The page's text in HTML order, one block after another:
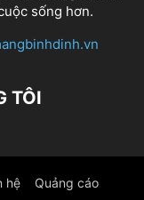
sống hơn.
TÔI
hệ Quảng cáo